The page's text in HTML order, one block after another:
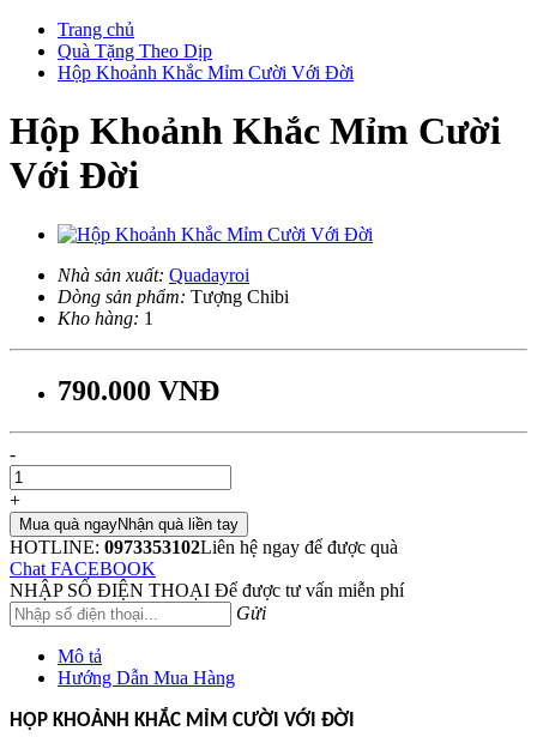
Trang chủ
Quà Tặng Theo Dịp
Hộp Khoảnh Khắc Mỉm Cười Với Đời
Hộp Khoảnh Khắc Mỉm Cười
Với Đời
Nhà sản xuất: Quadayroi
Dòng sản phẩm: Tượng Chibi
Kho hàng: 1
790.000 VNĐ
-
+
Mua quà ngayNhận quà liền tay
HOTLINE: 0973353102Liên hệ ngay để được quà
Chat FACEBOOK
NHẬP SỐ ĐIỆN THOẠI Để được tư vấn miễn phí
Gửi
Mô tả
Hướng Dẫn Mua Hàng
HỘP KHOẢNH KHẮC MỈM CƯỜI VỚI ĐỜI